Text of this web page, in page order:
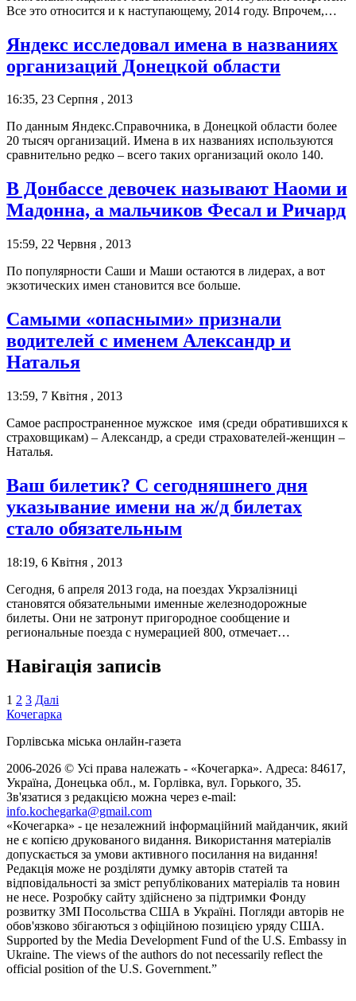
Все это относится и к наступающему, 2014 году. Впрочем,…
Яндекс исследовал имена в названиях
организаций Донецкой области
16:35, 23 Серпня , 2013
По данным Яндекс.Справочника, в Донецкой области более
20 тысяч организаций. Имена в их названиях используются
сравнительно редко – всего таких организаций около 140.
В Донбассе девочек называют Наоми и
Мадонна, а мальчиков Фесал и Ричард
15:59, 22 Червня , 2013
По популярности Саши и Маши остаются в лидерах, а вот
экзотических имен становится все больше.
Самыми «опасными» признали
водителей с именем Александр и
Наталья
13:59, 7 Квітня , 2013
Самое распространенное мужское имя (среди обратившихся к
страховщикам) – Александр, а среди страхователей-женщин –
Наталья.
Ваш билетик? С сегодняшнего дня
указывание имени на ж/д билетах
стало обязательным
18:19, 6 Квітня , 2013
Сегодня, 6 апреля 2013 года, на поездах Укрзалізниці
становятся обязательными именные железнодорожные
билеты. Они не затронут пригородное сообщение и
региональные поезда с нумерацией 800, отмечает…
Навігація записів
1 2 3 Далі
Кочегарка
Горлівська міська онлайн-газета
2006-2026 © Усі права належать - «Кочегарка». Адреса: 84617,
Україна, Донецька обл., м. Горлівка, вул. Горького, 35.
Зв'язатися з редакцією можна через e-mail:
info.kochegarka@gmail.com
«Кочегарка» - це незалежний інформаційний майданчик, який
не є копією друкованого видання. Використання матеріалів
допускається за умови активного посилання на видання!
Редакція може не розділяти думку авторів статей та
відповідальності за зміст републікованих матеріалів та новин
не несе. Розробку сайту здійснено за підтримки Фонду
розвитку ЗМІ Посольства США в Україні. Погляди авторів не
обов'язково збігаються з офіційною позицією уряду США.
Supported by the Media Development Fund of the U.S. Embassy in
Ukraine. The views of the authors do not necessarily reflect the
official position of the U.S. Government.”